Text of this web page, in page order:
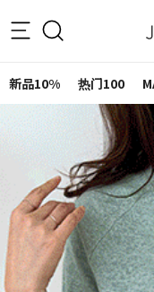
新品10% 热门100